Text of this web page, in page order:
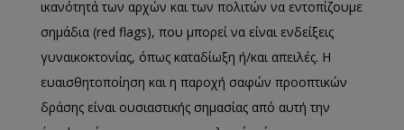
ικανότητά των αρχών και των πολιτών να εντοπίζουμε
σημάδια (red flags), που μπορεί να είναι ενδείξεις
γυναικοκτονίας, όπως καταδίωξη ή/και απειλές. Η
ευαισθητοποίηση και η παροχή σαφών προοπτικών
δράσης είναι ουσιαστικής σημασίας από αυτή την